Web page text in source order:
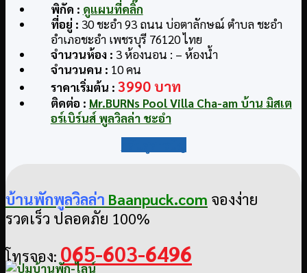
พิกัด : ดูแผนที่คลิ๊ก
ที่อยู่: 30 ชะอำ 93 ถนน บ่อตาลักษณ์ ตำบล ชะอำ
อำเภอชะอำ เพชรบุรี 76120 ไทย
จำนวนห้อง : 3 ห้องนอน : – ห้องน้ำ
จำนวนคน : 10 คน
ราคาเริ่มต้น : 3990 บาท
ติดต่อ : Mr.BURNs Pool Villa Cha-am บ้าน มิสเต
อร์เบิร์นส์ พูลวิลล่า ชะอำ
บ้านพักพูลวิลล่า Baanpuck.com จองง่าย
รวดเร็ว ปลอดภัย 100%
โทรจอง: 065-603-6496